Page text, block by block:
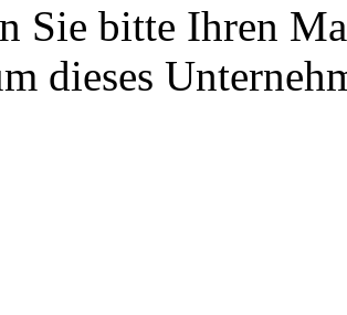
Sie bitte Ihren
dieses